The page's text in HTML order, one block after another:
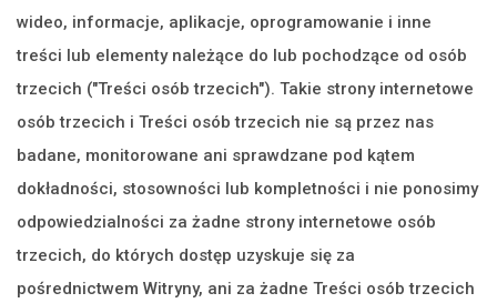
wideo, informacje, aplikacje, oprogramowanie i inne
treści lub elementy należące do lub pochodzące od osób
trzecich ("Treści osób trzecich"). Takie strony internetowe
osób trzecich i Treści osób trzecich nie są przez nas
badane, monitorowane ani sprawdzane pod kątem
dokładności, stosowności lub kompletności i nie ponosimy
odpowiedzialności za żadne strony internetowe osób
trzecich, do których dostęp uzyskuje się za
pośrednictwem Witryny, ani za żadne Treści osób trzecich